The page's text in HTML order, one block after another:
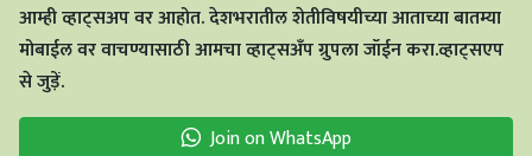
आम्ही व्हाट्सअप वर आहोत. देशभरातील शेतीविषयीच्या आताच्या बातम्या
मोबाईल वर वाचण्यासाठी आमचा व्हाट्सअँप ग्रुपला जॉईन करा.व्हाट्सएप
से जुड़ें.
Join on WhatsApp